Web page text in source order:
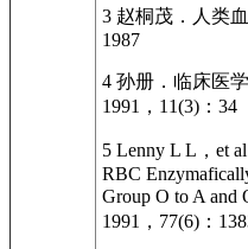
3 赵桐茂．人类
1987
4 孙册．临床医
1991，11(3)：34
5 Lenny L L，et
RBC
Group O to A and
1991，77(6)：